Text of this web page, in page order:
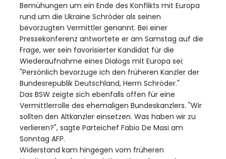
Bemühungen um ein Ende des Konflikts mit Europa
rund um die Ukraine Schröder als seinen
bevorzugten Vermittler genannt. Bei einer
Pressekonferenz antwortete er am Samstag auf die
Frage, wer sein favorisierter Kandidat für die
Wiederaufnahme eines Dialogs mit Europa sei:
"Persönlich bevorzuge ich den früheren Kanzler der
Bundesrepublik Deutschland, Herrn Schröder."
Das BSW zeigte sich ebenfalls offen für eine
Vermittlerrolle des ehemaligen Bundeskanzlers. "Wir
sollten den Altkanzler einsetzen. Was haben wir zu
verlieren?", sagte Parteichef Fabio De Masi am
Sonntag AFP.
Widerstand kam hingegen vom früheren